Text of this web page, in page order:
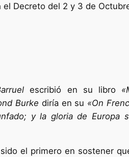
el Decreto del 2 y 3 de
escribió en su libro
Burke diría en su «On
y la gloria de Europa
el primero en sostener